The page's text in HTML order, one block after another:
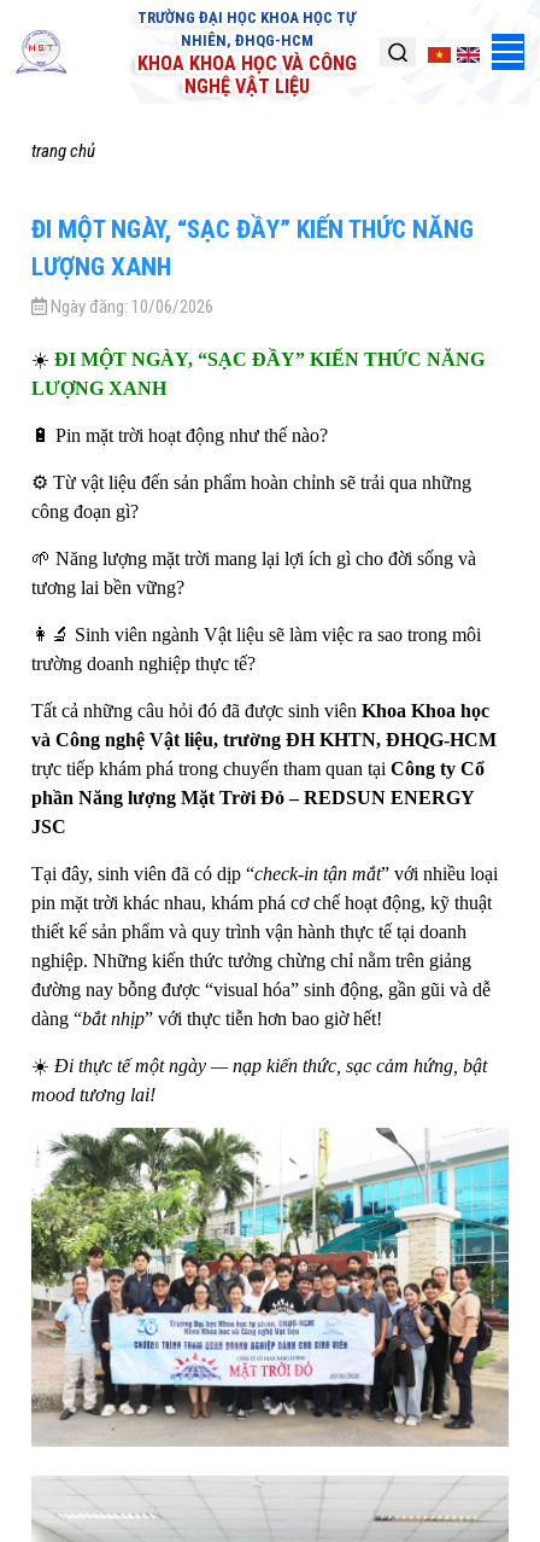
TRƯỜNG ĐẠI HỌC KHOA HỌC TỰ
NHIÊN, ĐHQG-HCM
KHOA KHOA HỌC VÀ CÔNG
NGHỆ VẬT LIỆU
trang chủ
ĐI MỘT NGÀY, “SẠC ĐẦY” KIẾN THỨC NĂNG
LƯỢNG XANH
Ngày đăng: 10/06/2026
☀️ ĐI MỘT NGÀY, “SẠC ĐẦY” KIẾN THỨC NĂNG
LƯỢNG XANH
🔋 Pin mặt trời hoạt động như thế nào?
⚙️ Từ vật liệu đến sản phẩm hoàn chỉnh sẽ trải qua những
công đoạn gì?
🌱 Năng lượng mặt trời mang lại lợi ích gì cho đời sống và
tương lai bền vững?
👩‍🔬 Sinh viên ngành Vật liệu sẽ làm việc ra sao trong môi
trường doanh nghiệp thực tế?
Tất cả những câu hỏi đó đã được sinh viên Khoa Khoa học
và Công nghệ Vật liệu, trường ĐH KHTN, ĐHQG-HCM
trực tiếp khám phá trong chuyến tham quan tại Công ty Cổ
phần Năng lượng Mặt Trời Đỏ – REDSUN ENERGY
JSC
Tại đây, sinh viên đã có dịp “check-in tận mắt” với nhiều loại
pin mặt trời khác nhau, khám phá cơ chế hoạt động, kỹ thuật
thiết kế sản phẩm và quy trình vận hành thực tế tại doanh
nghiệp. Những kiến thức tưởng chừng chỉ nằm trên giảng
đường nay bỗng được “visual hóa” sinh động, gần gũi và dễ
dàng “bắt nhịp” với thực tiễn hơn bao giờ hết!
☀️Đi thực tế một ngày — nạp kiến thức, sạc cảm hứng, bật
mood tương lai!